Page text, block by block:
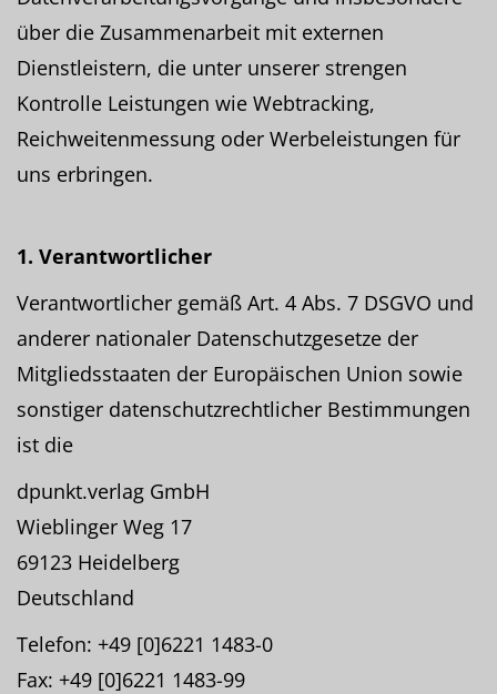
über die Zusammenarbeit mit externen
Dienstleistern, die unter unserer strengen
Kontrolle Leistungen wie Webtracking,
Reichweitenmessung oder Werbeleistungen für
uns erbringen.
1. Verantwortlicher
Verantwortlicher gemäß Art. 4 Abs. 7 DSGVO und
anderer nationaler Datenschutzgesetze der
Mitgliedsstaaten der Europäischen Union sowie
sonstiger datenschutzrechtlicher Bestimmungen
ist die
dpunkt.verlag GmbH
Wieblinger Weg 17
69123 Heidelberg
Deutschland
Telefon: +49 [0]6221 1483-0
Fax: +49 [0]6221 1483-99